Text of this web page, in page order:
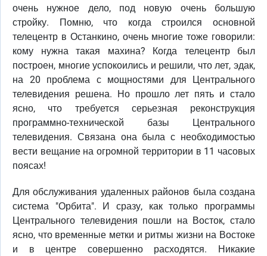
очень нужное дело, под новую очень большую
стройку. Помню, что когда строился основной
телецентр в Останкино, очень многие тоже говорили:
кому нужна такая махина? Когда телецентр был
построен, многие успокоились и решили, что лет, эдак,
на 20 проблема с мощностями для Центрального
телевидения решена. Но прошло лет пять и стало
ясно, что требуется серьезная реконструкция
программно-технической базы Центрального
телевидения. Связана она была с необходимостью
вести вещание на огромной территории в 11 часовых
поясах!
Для обслуживания удаленных районов была создана
система "Орбита". И сразу, как только программы
Центрального телевидения пошли на Восток, стало
ясно, что временные метки и ритмы жизни на Востоке
и в центре совершенно расходятся. Никакие